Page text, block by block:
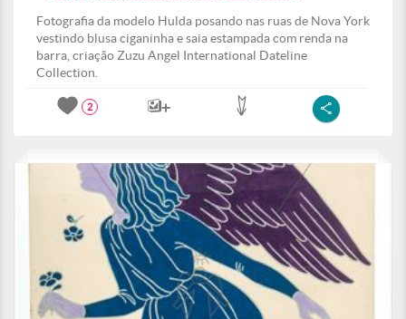
Fotografia da modelo Hulda posando nas ruas de Nova York
vestindo blusa ciganinha e saia estampada com renda na
barra, criação Zuzu Angel International Dateline
Collection.
2